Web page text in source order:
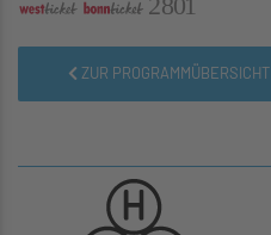
ZUR PROGRAMMÜBERSICHT